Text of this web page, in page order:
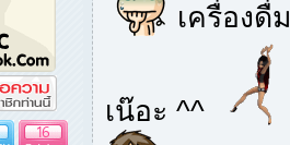
16
เครื่องดื่
เน๊อะ ^^